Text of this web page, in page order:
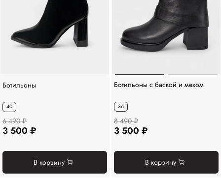
Ботильоны
40
6 490 ₽
3 500 ₽
В корзину
Ботильоны с баской и мехом
36
8 490 ₽
3 500 ₽
В корзину